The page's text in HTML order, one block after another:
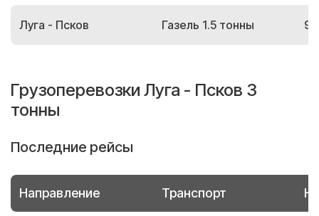
Луга - Псков Газель 1.5 тонны
Грузоперевозки Луга - Псков 3
тонны
Последние рейсы
Направление Транспорт